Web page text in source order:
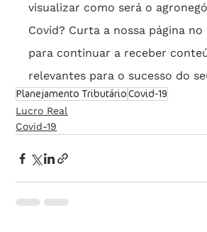
visualizar como será o
Covid? Curta a nossa página no
para continuar a receber
relevantes para o sucesso do
Planejamento TributárioCovid-19
Lucro Real
Covid-19